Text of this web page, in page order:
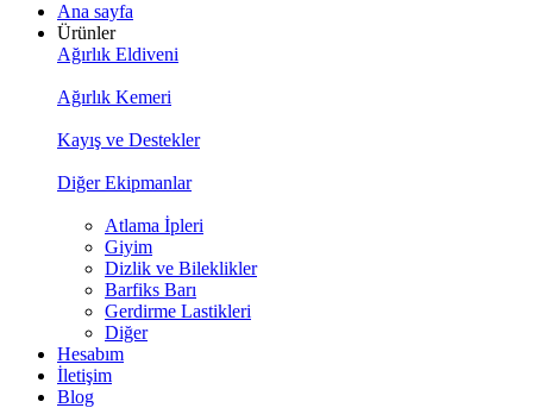
Ana sayfa
Ürünler
Ağırlık Eldiveni
Ağırlık Kemeri
Kayış ve Destekler
Diğer Ekipmanlar
Atlama İpleri
Giyim
Dizlik ve Bileklikler
Barfiks Barı
Gerdirme Lastikleri
Diğer
Hesabım
İletişim
Blog